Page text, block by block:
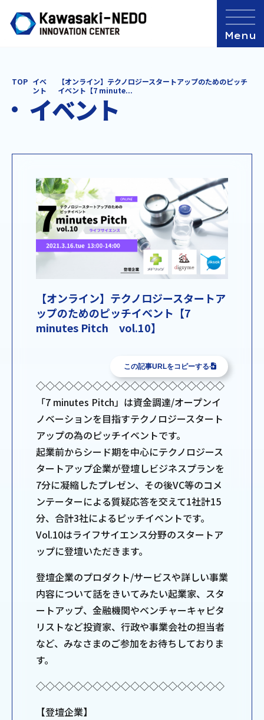
TOP イベ
ント
【オンライン】テクノロジースタートアップのためのピッチ
イベント【7 minute...
イベント
【オンライン】テクノロジースタートア
ップのためのピッチイベント【7
minutes Pitch vol.10】
この記事URLをコピーする
◇◇◇◇◇◇◇◇◇◇◇◇◇◇◇◇◇◇◇◇
「7 minutes Pitch」は資金調達/オープンイ
ノベーションを目指すテクノロジースタート
アップの為のピッチイベントです。
起業前からシード期を中心にテクノロジース
タートアップ企業が登壇しビジネスプランを
7分に凝縮したプレゼン、その後VC等のコメ
ンテーターによる質疑応答を交えて1社計15
分、合計3社によるピッチイベントです。
Vol.10はライフサイエンス分野のスタートア
ップに登壇いただきます。
登壇企業のプロダクト/サービスや詳しい事業
内容について話をきいてみたい起業家、スタ
ートアップ、金融機関やベンチャーキャピタ
リストなど投資家、行政や事業会社の担当者
など、みなさまのご参加をお待ちしておりま
す。
◇◇◇◇◇◇◇◇◇◇◇◇◇◇◇◇◇◇◇◇
【登壇企業】